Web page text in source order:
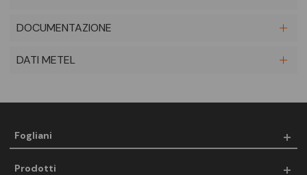
DOCUMENTAZIONE
DATI METEL
Fogliani
Prodotti